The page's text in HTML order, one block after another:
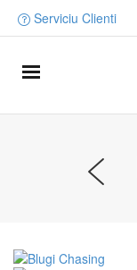
Serviciu Clienti